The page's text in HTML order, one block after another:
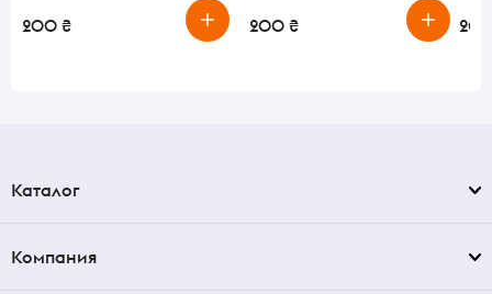
200 ₴ 200 ₴
Каталог
Компания